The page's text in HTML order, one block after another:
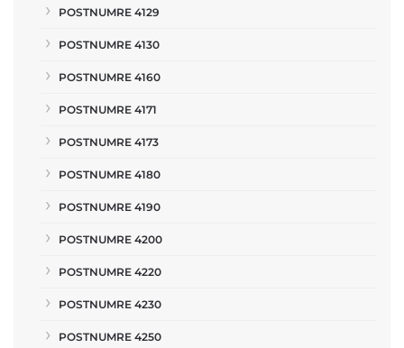
POSTNUMRE 4129
POSTNUMRE 4130
POSTNUMRE 4160
POSTNUMRE 4171
POSTNUMRE 4173
POSTNUMRE 4180
POSTNUMRE 4190
POSTNUMRE 4200
POSTNUMRE 4220
POSTNUMRE 4230
POSTNUMRE 4250